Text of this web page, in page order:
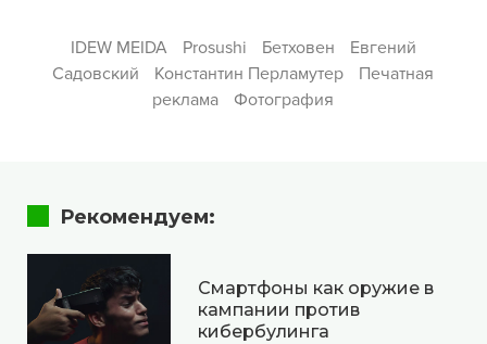
IDEW MEIDA Prosushi Бетховен
Евгений
Садовский
Константин Перламутер
Печатная
реклама
Фотография
Рекомендуем:
Смартфоны как оружие в
кампании против
кибербулинга